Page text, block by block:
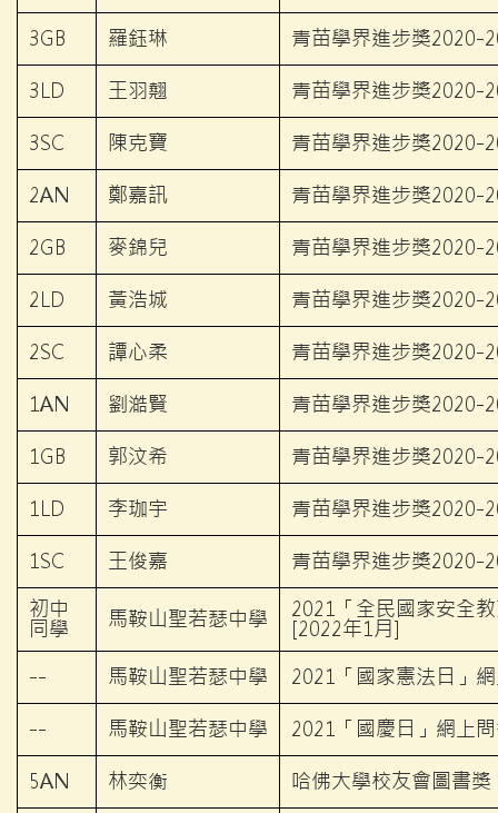
3GB 羅鈺琳 青苗學界進步獎2020-
3LD 王羽翹 青苗學界進步獎2020-
3SC 陳克寶 青苗學界進步獎2020-
2AN 鄭嘉訊 青苗學界進步獎2020-
2GB 麥錦兒 青苗學界進步獎2020-
2LD 黃浩城 青苗學界進步獎2020-
2SC 譚心柔 青苗學界進步獎2020-
1AN 劉澔賢 青苗學界進步獎2020-
1GB 郭汶希 青苗學界進步獎2020-
1LD 李珈宇 青苗學界進步獎2020-
1SC 王俊嘉
青苗學界進步獎2020-
初中
同學 馬鞍山聖若瑟中學 2021「全民國家安全
[2022年1月]
--
馬鞍山聖若瑟中學 2021「國家憲法日」
-- 馬鞍山聖若瑟中學 2021「國慶日」網上
5AN 林奕衡 哈佛大學校友會圖書獎